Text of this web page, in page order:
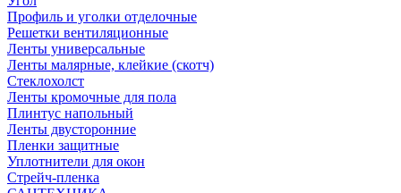
Профиль и уголки отделочные
Решетки вентиляционные
Ленты универсальные
Ленты малярные, клейкие (скотч)
Стеклохолст
Ленты кромочные для пола
Плинтус напольный
Ленты двусторонние
Пленки защитные
Уплотнители для окон
Стрейч-пленка